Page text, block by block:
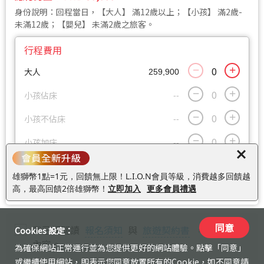
雄獅幣1點=1元，回饋無上限！L.I.O.N會員等級，消費越多回饋越
高，最高回饋2倍雄獅幣！ 立即加入 更多會員禮遇
身份說明：回程當日，【大人】 滿12歲以上；【小孩】 滿2歲-
未滿12歲；【嬰兒】 未滿2歲之旅客。
行程費用
大人 259,900
小孩佔床 --
小孩不佔床 --
小孩加床 --
嬰兒
我已經閱讀
，並同意其
內容。
Cookies 設定：
為確保網站正常運行並為您提供更好的網站體驗。點擊「同意」
或繼續使用網站，即表示您同意放置所有的Cookie，如不同意請
同意